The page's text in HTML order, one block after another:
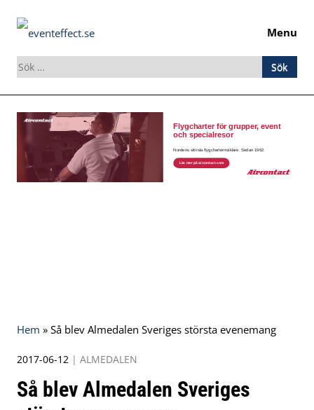
Menu
Sök
efter:
Skip
content
Hem » Så blev Almedalen Sveriges största evenemang
2017-06-12 | ALMEDALEN
Så blev Almedalen Sveriges